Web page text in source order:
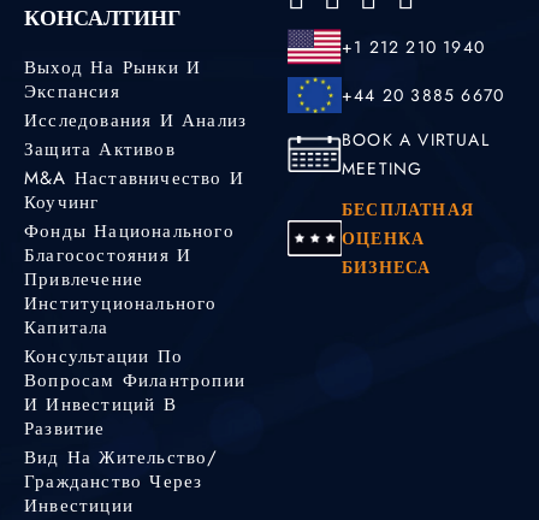
КОНСАЛТИНГ
Выход На Рынки И
Экспансия
Исследования И Анализ
Защита Активов
M&A Наставничество И
Коучинг
Фонды Национального
Благосостояния И
Привлечение
Институционального
Капитала
Консультации По
Вопросам Филантропии
И Инвестиций В
Развитие
Вид На Жительство/
Гражданство Через
Инвестиции
+1 212 210 1940
+44 20 3885 6670
BOOK A VIRTUAL
MEETING
БЕСПЛАТНАЯ
ОЦЕНКА
БИЗНЕСА